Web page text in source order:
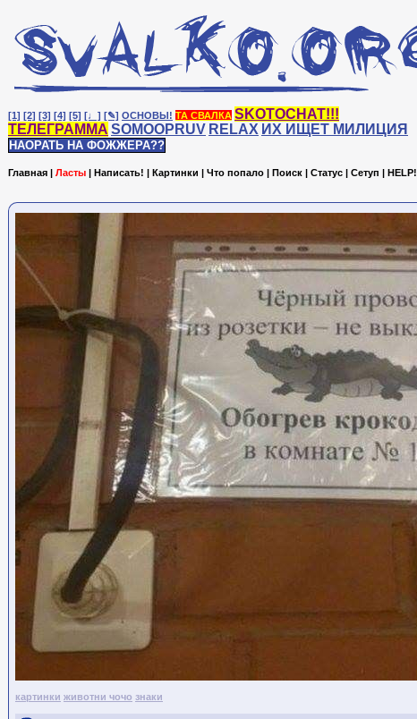
[1] [2] [3] [4] [5] [♩] [✎] ОСНОВЫ! ТА СВАЛКА SKOTOCHAT!!!
ТЕЛЕГРАММА SOMOOPRUV RELAX ИХ ИЩЕТ МИЛИЦИЯ
НАОРАТЬ НА ФОЖЖЕРА??
Главная | Ласты | Написать! | Картинки | Что попало | Поиск | Статус | Сетуп | HELP!
картинки животни чочо знаки